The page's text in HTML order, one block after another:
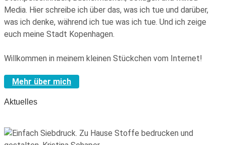
Media. Hier schreibe ich über das, was ich tue und darüber,
was ich denke, während ich tue was ich tue. Und ich zeige
euch meine Stadt Kopenhagen.
Willkommen in meinem kleinen Stückchen vom Internet!
Mehr über mich
Aktuelles